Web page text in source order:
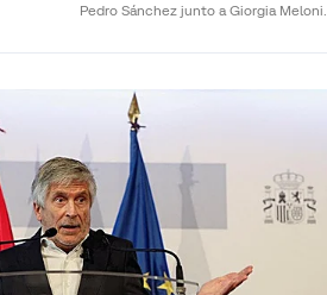
Pedro Sánchez junto a Giorgia Meloni.